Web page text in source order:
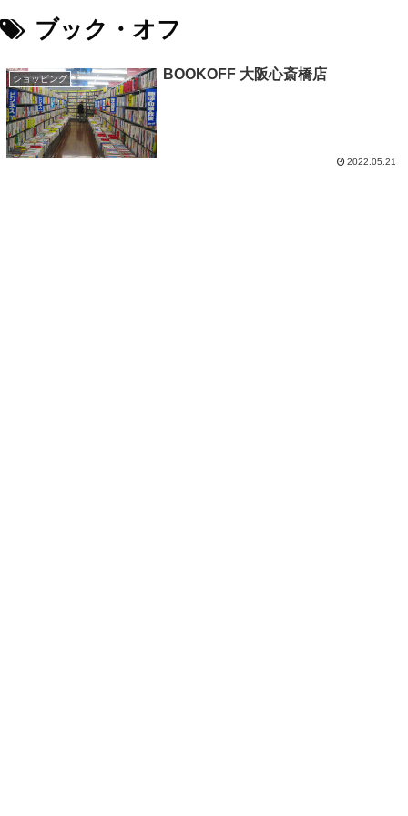
ブック・オフ
ショッピング BOOKOFF 大阪心斎橋店
2022.05.21